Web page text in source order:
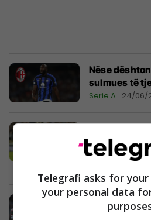
Nëse
sulmues të
Serie A 24/06/
Scamacca
tani dy klubet
marrëveshjen
Tiago Pinto
Scamacca
Telegrafi asks for
your personal data